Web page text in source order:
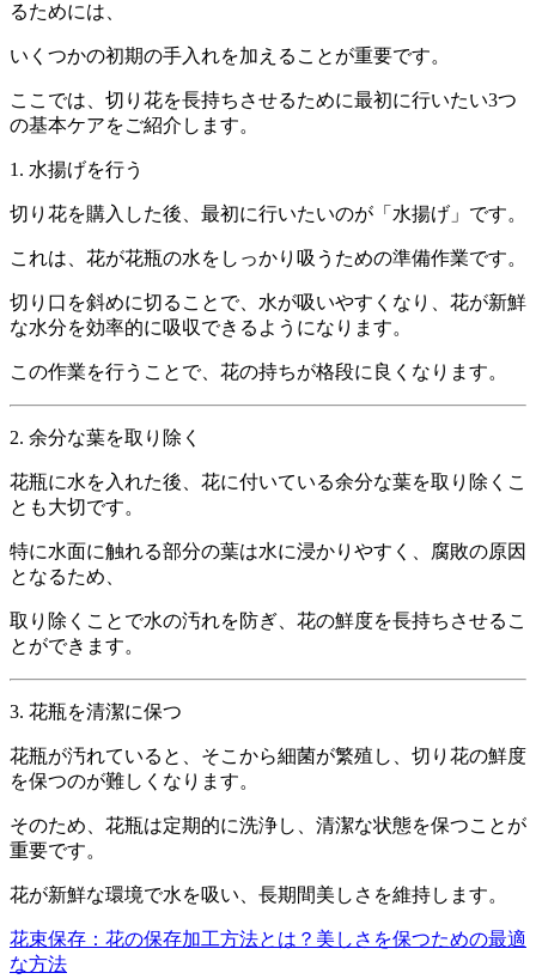
るためには、
いくつかの初期の手入れを加えることが重要です。
ここでは、切り花を長持ちさせるために最初に行いたい3つ
の基本ケアをご紹介します。
1. 水揚げを行う
切り花を購入した後、最初に行いたいのが「水揚げ」です。
これは、花が花瓶の水をしっかり吸うための準備作業です。
切り口を斜めに切ることで、水が吸いやすくなり、花が新鮮
な水分を効率的に吸収できるようになります。
この作業を行うことで、花の持ちが格段に良くなります。
2. 余分な葉を取り除く
花瓶に水を入れた後、花に付いている余分な葉を取り除くこ
とも大切です。
特に水面に触れる部分の葉は水に浸かりやすく、腐敗の原因
となるため、
取り除くことで水の汚れを防ぎ、花の鮮度を長持ちさせるこ
とができます。
3. 花瓶を清潔に保つ
花瓶が汚れていると、そこから細菌が繁殖し、切り花の鮮度
を保つのが難しくなります。
そのため、花瓶は定期的に洗浄し、清潔な状態を保つことが
重要です。
花が新鮮な環境で水を吸い、長期間美しさを維持します。
花束保存：花の保存加工方法とは？美しさを保つための最適
な方法